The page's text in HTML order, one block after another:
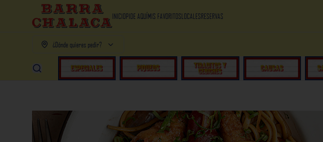
INICIOPIDE AQUÍMIS FAVORITOSLOCALESRESERVAS
¿Dónde quieres pedir?